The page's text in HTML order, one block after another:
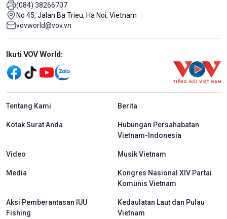
(084) 38266707
No 45, Jalan Ba Trieu, Ha Noi, Vietnam
vovworld@vov.vn
Mạng xã hội
Ikuti VOV World:
menu footer tiếng Indo
Tentang Kami Berita
Kotak Surat Anda
Hubungan Persahabatan
Vietnam-Indonesia
Video Musik Vietnam
Media
Kongres Nasional XIV Partai
Komunis Vietnam
Aksi Pemberantasan IUU
Fishing
Kedaulatan Laut dan Pulau
Vietnam